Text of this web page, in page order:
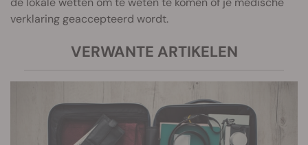
verklaring geaccepteerd wordt.
VERWANTE ARTIKELEN